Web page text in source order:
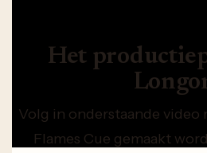
Het
Volg in onderstaande video
Flames Cue gemaakt